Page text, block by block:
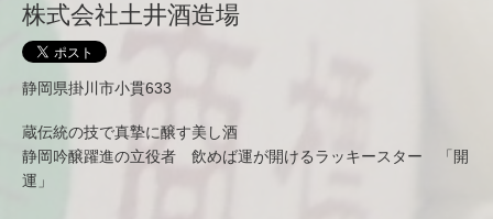
株式会社土井酒造場
静岡県掛川市小貫633
蔵伝統の技で真摯に醸す美し酒
静岡吟醸躍進の立役者 飲めば運が開けるラッキースター 「開
運」